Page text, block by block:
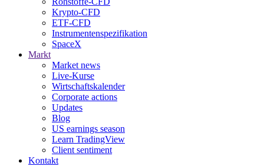
Krypto-CFD
ETF-CFD
Instrumentenspezifikation
SpaceX
Markt
Market news
Live-Kurse
Wirtschaftskalender
Corporate actions
Updates
Blog
US earnings season
Learn TradingView
Client sentiment
Kontakt